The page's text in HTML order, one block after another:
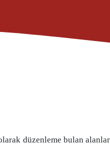
düzenleme bulan alanlar